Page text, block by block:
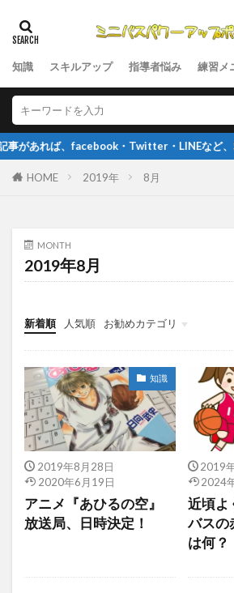
知識 スキルアップ 指導者悩み 練習メ
れば、facebook・Twitter・LINEなど、SNS
HOME 2019年 8月
MONTH
2019年8月
新着順 人気順 お勧めカテゴリ
指導者悩み
知識
2019年8月28日
2020年6月19日
アニメ『あひるの空』
放送局、日時決定！
2019
2024
近頃よ
バスの
は何？